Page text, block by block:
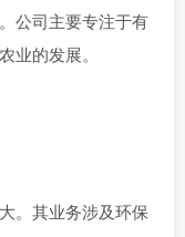
公司主要专注于有
业的发展。
。其业务涉及环保